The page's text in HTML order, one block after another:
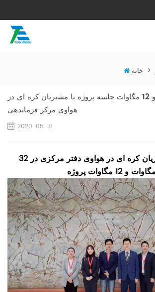
خانه >
در 32 مگاوات و 12 مگاوات جلسه پروژه با مشتریان کره ای در
هواوی مرکز فرماندهی
2020-05-31
ملاقات با مشتریان کره ای در هواوی دفتر مرکزی در 32
مگاوات و 12 مگاوات پروژه